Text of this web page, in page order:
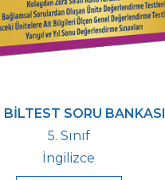
BİLTEST SORU BANKASI
5. Sınıf
İngilizce